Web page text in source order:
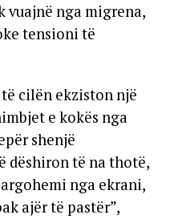
vuajnë nga migrena,
tensioni të
cilën ekziston një
e kokës nga
shenjë
dëshiron të na thotë,
nga ekrani,
ajër të pastër”,